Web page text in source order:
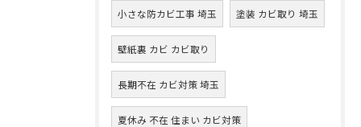
小さな防カビ工事 埼玉 塗装 カビ取り 埼玉
壁紙裏 カビ カビ取り
長期不在 カビ対策 埼玉
夏休み 不在 住まい カビ対策